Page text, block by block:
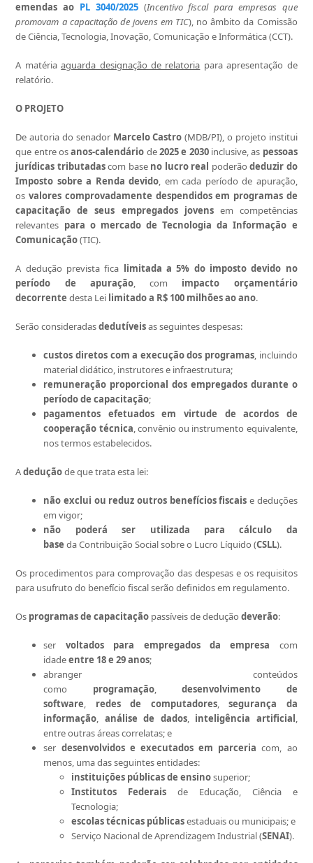
emendas ao PL 3040/2025(Incentivo fiscal para empresas que
promovam a capacitação de jovens em TIC), no âmbito da Comissão
de Ciência, Tecnologia, Inovação, Comunicação e Informática (CCT).
A matériaaguarda designação de relatoria para apresentação de
relatório.
O PROJETO
De autoria do senador Marcelo Castro (MDB/PI), o projeto institui
que entre osanos-calendário de2025 e 2030inclusive, as pessoas
jurídicas tributadascom base no lucro real poderãodeduzir do
Imposto sobre a Renda devido, em cada período de apuração,
osvalores comprovadamente despendidos em programas de
capacitação de seus empregados jovensem competências
relevantes para o mercado de Tecnologia da Informação e
Comunicação(TIC).
A dedução prevista fica limitada a 5% do imposto devido no
período de apuração, com impacto orçamentário
decorrentedesta Lei limitadoa R$ 100 milhões ao ano.
Serão consideradasdedutíveisas seguintes despesas:
custos diretos com a execução dos programas, incluindo
material didático, instrutores e infraestrutura;
remuneração proporcional dos empregados durante o
período de capacitação;
pagamentos efetuados em virtude de acordos de
cooperação técnica, convênio ou instrumento equivalente,
nos termos estabelecidos.
Adeduçãode que trata esta lei:
não exclui ou reduz outros benefícios fiscais e deduções
em vigor;
não poderá ser utilizada para cálculo da
basedaContribuição Social sobre o Lucro Líquido (CSLL).
Os procedimentos para comprovação das despesas e os requisitos
para usufruto do benefício fiscal serão definidos em regulamento.
Os programas de capacitação passíveis de deduçãodeverão:
ser voltados para empregados da empresa com
idadeentre 18 e 29 anos;
abranger conteúdos
como programação,desenvolvimento de
software, redes de computadores,segurança da
informação, análise de dados, inteligência artificial,
entre outras áreas correlatas; e
ser desenvolvidos e executados em parceria com, ao
menos, uma das seguintes entidades:
instituições públicas de ensinosuperior;
Institutos Federaisde Educação, Ciência e
Tecnologia;
escolas técnicas públicasestaduais ou municipais; e
Serviço Nacional de Aprendizagem Industrial (SENAI).